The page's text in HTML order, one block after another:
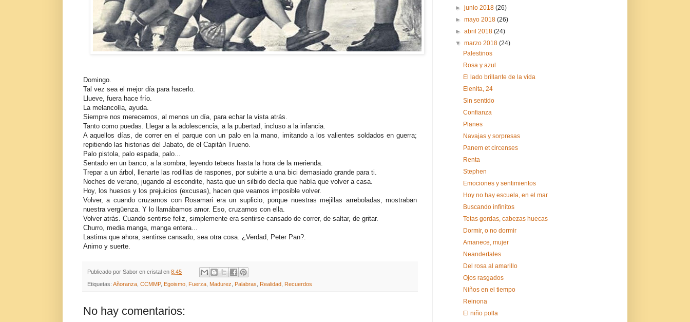
Domingo.
Tal vez sea el mejor día para hacerlo.
Llueve, fuera hace frío.
La melancolía, ayuda.
Siempre nos merecemos, al menos un día, para echar la vista atrás.
Tanto como puedas. Llegar a la adolescencia, a la pubertad, incluso a la infancia.
A aquellos días, de correr en el parque con un palo en la mano, imitando a los valientes soldados en guerra;
repitiendo las historias del Jabato, de el Capitán Trueno.
Palo pistola, palo espada, palo...
Sentado en un banco, a la sombra, leyendo tebeos hasta la hora de la merienda.
Trepar a un árbol, llenarte las rodillas de raspones, por subirte a una bici demasiado grande para ti.
Noches de verano, jugando al escondite, hasta que un silbido decía que había que volver a casa.
Hoy, los huesos y los prejuicios (excusas), hacen que veamos imposible volver.
Volver, a cuando cruzarnos con Rosamari era un suplicio, porque nuestras mejillas arreboladas, mostraban
nuestra vergüenza. Y lo llamábamos amor. Eso, cruzarnos con ella.
Volver atrás. Cuando sentirse feliz, simplemente era sentirse cansado de correr, de saltar, de gritar.
Churro, media manga, manga entera...
Lastima que ahora, sentirse cansado, sea otra cosa. ¿Verdad, Peter Pan?.
Animo y suerte.
Publicado por Sabor en cristal en 8:45
Etiquetas: Añoranza CCMMP, Egoismo Fuerza Madurez Palabras Realidad Recuerdos
No hay comentarios:
►junio 2018(26)
►mayo 2018(26)
►abril 2018(24)
▼marzo 2018(24)
Palestinos
Rosa y azul
El lado brillante de la vida
Elenita, 24
Sin sentido
Confianza
Planes
Navajas y sorpresas
Panem et circenses
Renta
Stephen
Emociones y sentimientos
Hoy no hay escuela, en el mar
Buscando infinitos
Tetas gordas, cabezas huecas
Dormir, o no dormir
Amanece, mujer
Neandertales
Del rosa al amarillo
Ojos rasgados
Niños en el tiempo
Reinona
El niño polla